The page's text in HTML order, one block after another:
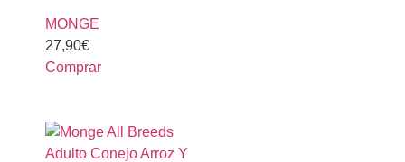
MONGE
27,90€
Comprar